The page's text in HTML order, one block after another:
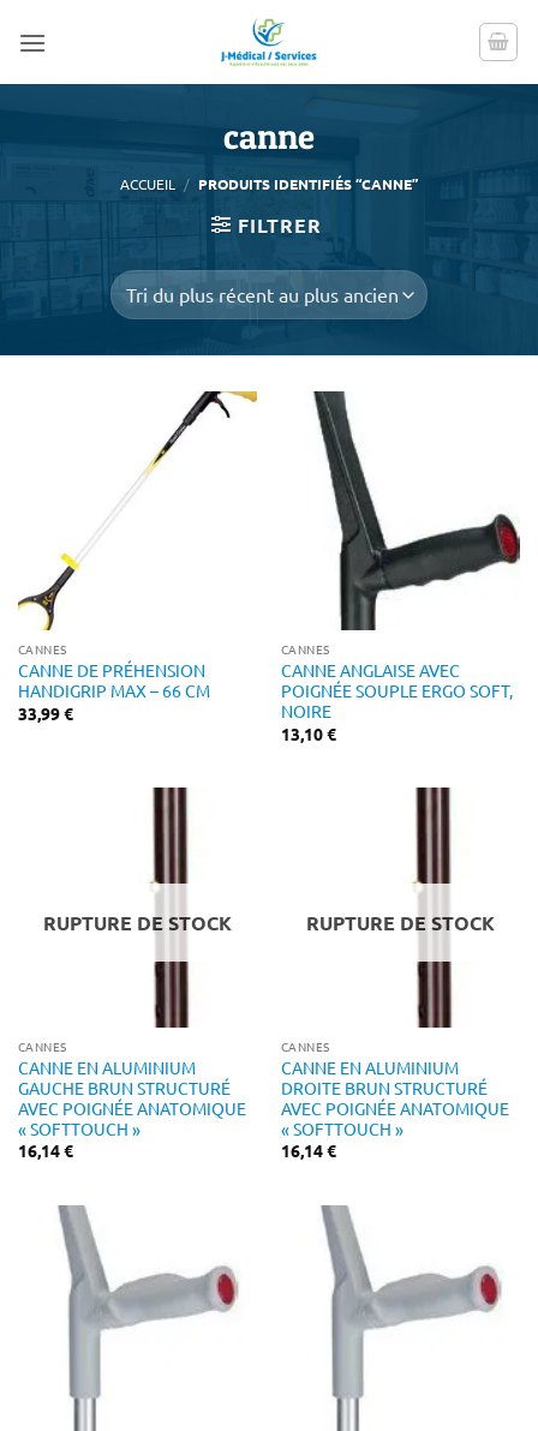
canne
ACCUEIL / PRODUITS IDENTIFIÉS “CANNE”
FILTRER
CANNES
CANNE DE PRÉHENSION
HANDIGRIP MAX – 66 CM
33,99€
CANNES
CANNE ANGLAISE AVEC
POIGNÉE SOUPLE ERGO SOFT,
NOIRE
13,10€
RUPTURE DE STOCK
CANNES
CANNE EN ALUMINIUM
GAUCHE BRUN STRUCTURÉ
AVEC POIGNÉE ANATOMIQUE
« SOFTTOUCH »
16,14€
RUPTURE DE STOCK
CANNES
CANNE EN ALUMINIUM
DROITE BRUN STRUCTURÉ
AVEC POIGNÉE ANATOMIQUE
« SOFTTOUCH »
16,14€